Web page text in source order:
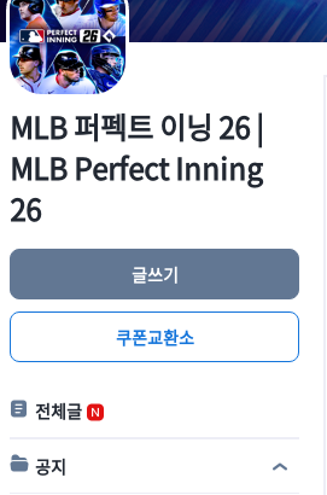
MLB 퍼펙트 이닝 26 |
MLB Perfect Inning
26
글쓰기
쿠폰교환소
전체글
공지